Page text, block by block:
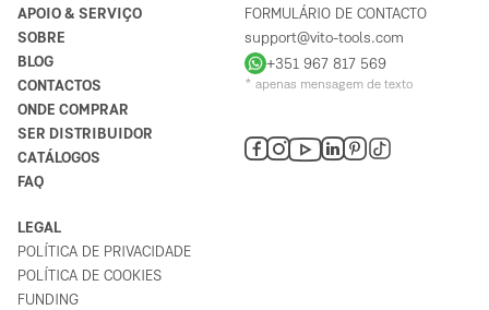
APOIO & SERVIÇO
SOBRE
BLOG
CONTACTOS
ONDE COMPRAR
SER DISTRIBUIDOR
CATÁLOGOS
FAQ
FORMULÁRIO DE CONTACTO
support@vito-tools.com
+351 967 817 569
* apenas mensagem de texto
LEGAL
POLÍTICA DE PRIVACIDADE
POLÍTICA DE COOKIES
FUNDING